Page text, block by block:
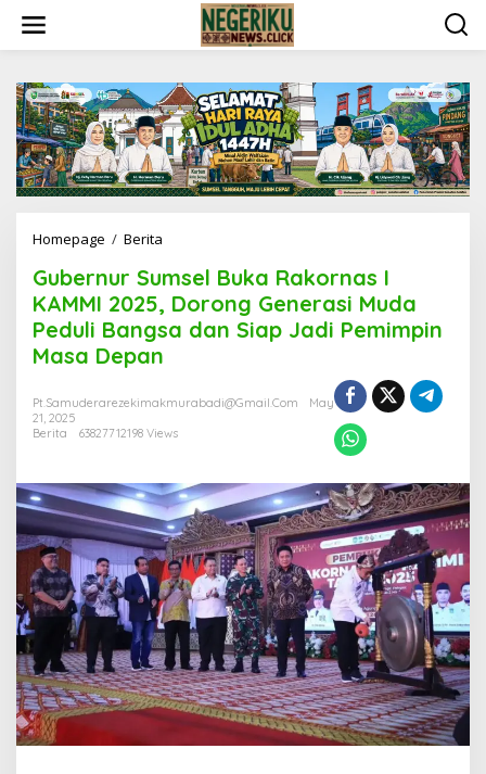
i
Homepage / Berita
b
r
n
m
l
B
u
k
a
R
a
k
o
r
n
a
s
I
Gubernur Sumsel Buka Rakornas I
KAMMI 2025, Dorong Generasi Muda
Peduli Bangsa dan Siap Jadi Pemimpin
Masa Depan
Pt.samuderarezekimakmurabadi@gmail.com
May
21, 2025
Berita
63827712198 Views